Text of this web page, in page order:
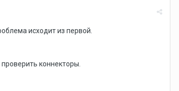
исходит из первой.
коннекторы.